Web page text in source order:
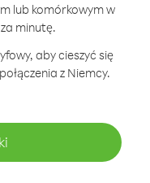
lub komórkowym w
minutę.
aby cieszyć się
z Niemcy.